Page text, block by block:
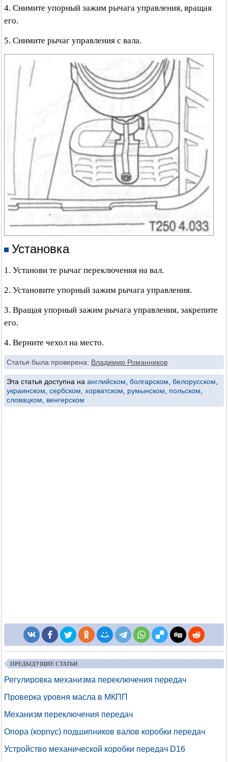
4. Снимите упорный зажим рычага управления, вращая
его.
5. Снимите рычаг управления с вала.
Установка
1. Установи те рычаг переключения на вал.
2. Установите упорный зажим рычага управления.
3. Вращая упорный зажим рычага управления, закрепите
его.
4. Верните чехол на место.
Статья была проверена: Владимир Романников
Эта статья доступна на английском болгарском белорусском
украинском сербском хорватском румынском польском
словацком
венгерском
ПРЕДЫДУЩИЕ СТАТЬИ
Регулировка механизма переключения передач
Проверка уровня масла в МКПП
Механизм переключения передач
Опора (корпус) подшипников валов коробки передач
Устройство механической коробки передач D16